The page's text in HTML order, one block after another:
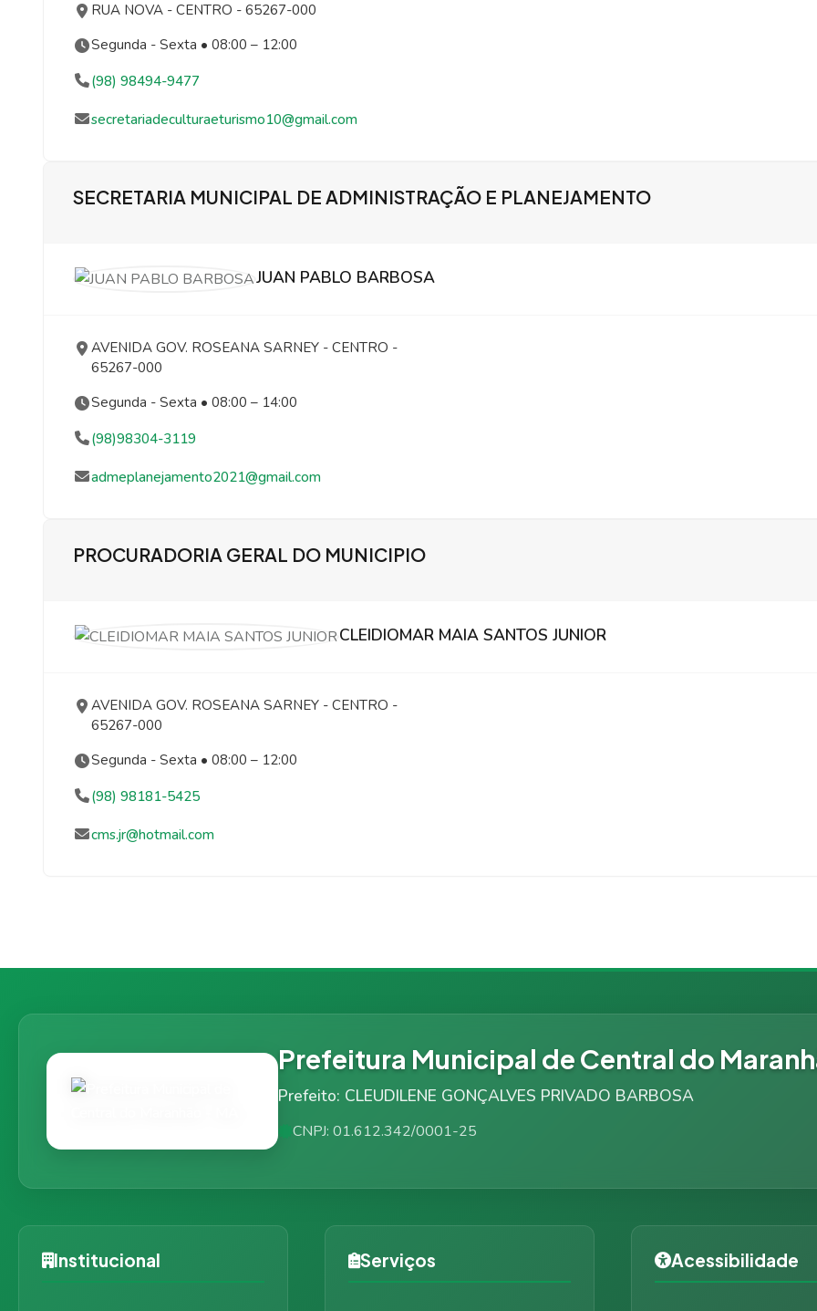
RUA NOVA - CENTRO - 65267-000
Segunda - Sexta • 08:00 – 12:00
(98) 98494-9477
secretariadeculturaeturismo10@gmail.com
SECRETARIA MUNICIPAL DE ADMINISTRAÇÃO E PLANEJAMENTO
JUAN PABLO BARBOSA
AVENIDA GOV. ROSEANA SARNEY - CENTRO -
65267-000
Segunda - Sexta • 08:00 – 14:00
(98)98304-3119
admeplanejamento2021@gmail.com
PROCURADORIA GERAL DO MUNICIPIO
CLEIDIOMAR MAIA SANTOS JUNIOR
AVENIDA GOV. ROSEANA SARNEY - CENTRO -
65267-000
Segunda - Sexta • 08:00 – 12:00
(98) 98181-5425
cms.jr@hotmail.com
Prefeitura Municipal de Central do
Prefeito: CLEUDILENE GONÇALVES PRIVADO BARBOSA
CNPJ: 01.612.342/0001-25
Institucional Serviços Acessibilidade